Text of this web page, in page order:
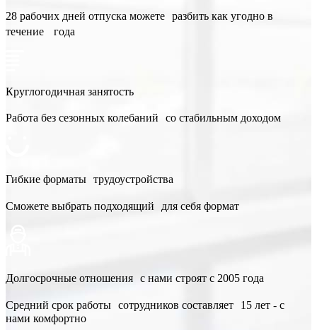
28 рабочих дней отпуска можете разбить как угодно в
течение года
Круглогодичная занятость
Работа без сезонных колебаний со стабильным доходом
Гибкие форматы трудоустройства
Сможете выбрать подходящий для себя формат
Долгосрочные отношения с нами строят с 2005 года
Средний срок работы сотрудников составляет 15 лет - с
нами комфортно